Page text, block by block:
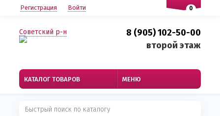
8 (905) 102-50-00
второй этаж
Советский р-н
Регистрация Войти
КАТАЛОГ ТОВАРОВ МЕНЮ
0